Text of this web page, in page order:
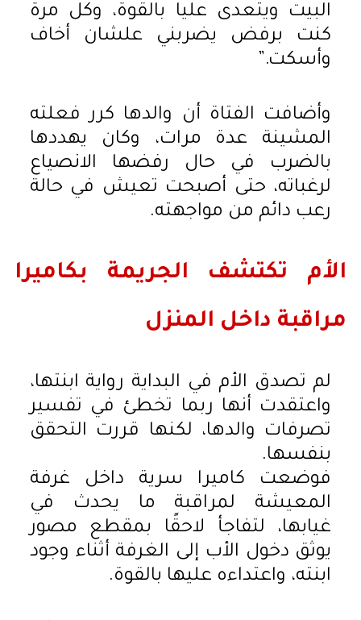
البيت ويتعدى عليا بالقوة، وكل مرة
كنت برفض يضربني علشان أخاف
وأسكت.”
وأضافت الفتاة أن والدها كرر فعلته
المشينة عدة مرات، وكان يهددها
بالضرب في حال رفضها الانصياع
لرغباته، حتى أصبحت تعيش في حالة
رعب دائم من مواجهته.
الأم تكتشف الجريمة بكاميرا
مراقبة داخل المنزل
لم تصدق الأم في البداية رواية ابنتها،
واعتقدت أنها ربما تخطئ في تفسير
تصرفات والدها، لكنها قررت التحقق
بنفسها.
فوضعت كاميرا سرية داخل غرفة
المعيشة لمراقبة ما يحدث في
غيابها، لتفاجأ لاحقًا بمقطع مصور
يوثق دخول الأب إلى الغرفة أثناء وجود
ابنته، واعتداءه عليها بالقوة.